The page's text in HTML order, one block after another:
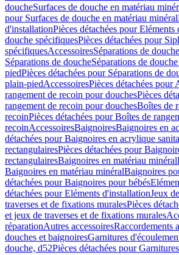
doucheSurfaces de douche en matériau
pour Surfaces de douche en matériau minéral
d'installationPièces détachées pour Eléments
douche spécifiquesPièces détachées pour
spécifiquesAccessoiresSéparations de douche
Séparations de doucheSéparations de
piedPièces détachées pour Séparations de
plain-piedAccessoiresPièces détachées pour
rangement de recoin pour douchesPièces
rangement de recoin pour douchesBoîtes de
recoinPièces détachées pour Boîtes de
recoinAccessoiresBaignoiresBaignoires en
détachées pour Baignoires en acrylique
rectangulairesPièces détachées pour
rectangulairesBaignoires en matériau minéral
Baignoires en matériau minéralBaignoires
détachées pour Baignoires pour bébés
détachées pour Eléments d'installationJeux
traverses et de fixations muralesPièces
et jeux de traverses et de fixations murales
réparationAutres accessoiresRaccordements
douches et baignoiresGarnitures
douche, d52Pièces détachées pour